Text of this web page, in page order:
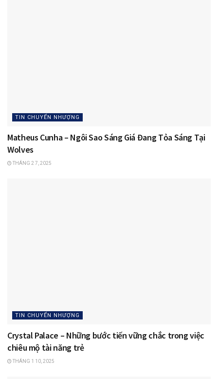
TIN CHUYỂN NHƯỢNG
Matheus Cunha – Ngôi Sao Sáng Giá Đang Tỏa Sáng Tại
Wolves
THÁNG 2 7, 2025
TIN CHUYỂN NHƯỢNG
Crystal Palace – Những bước tiến vững chắc trong việc
chiêu mộ tài năng trẻ
THÁNG 1 10, 2025